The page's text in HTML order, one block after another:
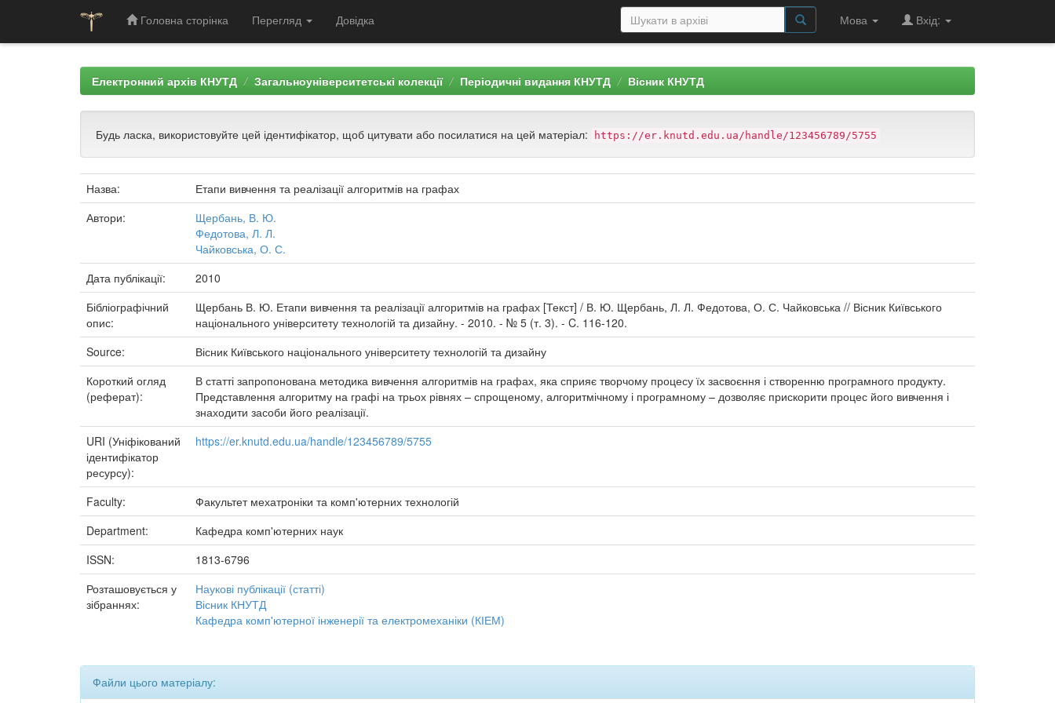
Головна сторінка Перегляд Довідка Мова Вхід:
Електронний архів КНУТД Загальноуніверситетські колекції Періодичні видання КНУТД Вісник КНУТД
Будь ласка, використовуйте цей ідентифікатор, щоб цитувати або посилатися на цей матеріал: https://er.knutd.edu.ua/handle/123456789/5755
Назва:
Етапи вивчення та реалізації алгоритмів на графах
Автори:
Щербань, В. Ю.
Федотова, Л. Л.
Чайковська, О. С.
Дата публікації:
2010
Бібліографічний
опис:
Щербань В. Ю. Етапи вивчення та реалізації алгоритмів на графах [Текст] / В. Ю. Щербань, Л. Л. Федотова, О. С. Чайковська // Вісник Київського
національного університету технологій та дизайну. - 2010. - № 5 (т. 3). - C. 116-120.
Source:
Вісник Київського національного університету технологій та дизайну
Короткий огляд
(реферат):
В статті запропонована методика вивчення алгоритмів на графах, яка сприяє творчому процесу їх засвоєння і створенню програмного продукту.
Представлення алгоритму на графі на трьох рівнях – спрощеному, алгоритмічному і програмному – дозволяє прискорити процес його вивчення і
знаходити засоби його реалізації.
URI (Уніфікований
ідентифікатор
ресурсу):
https://er.knutd.edu.ua/handle/123456789/5755
Faculty:
Факультет мехатроніки та комп'ютерних технологій
Department:
Кафедра комп'ютерних наук
ISSN:
1813-6796
Розташовується у
зібраннях:
Наукові публікації (статті)
Вісник КНУТД
Кафедра комп'ютерної інженерії та електромеханіки (КІЕМ)
Файли цього матеріалу: